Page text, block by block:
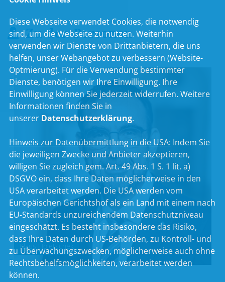
Zu den Personen
Klaus Holetschek
Diese Webseite verwendet Cookies, die notwendig
sind, um die Webseite zu nutzen. Weiterhin
verwenden wir Dienste von Drittanbietern, die uns
helfen, unser Webangebot zu verbessern (Website-
Optmierung). Für die Verwendung bestimmter
Dienste, benötigen wir Ihre Einwilligung. Ihre
Einwilligung können Sie jederzeit widerrufen. Weitere
Informationen finden Sie in
unserer Datenschutzerklärung.
Hinweis zur Datenübermittlung in die USA: Indem Sie
die jeweiligen Zwecke und Anbieter akzeptieren,
willigen Sie zugleich gem. Art. 49 Abs. 1 S. 1 lit. a)
DSGVO ein, dass Ihre Daten möglicherweise in den
USA verarbeitet werden. Die USA werden vom
Europäischen Gerichtshof als ein Land mit einem nach
EU-Standards unzureichendem Datenschutzniveau
eingeschätzt. Es besteht insbesondere das Risiko,
dass Ihre Daten durch US-Behörden, zu Kontroll- und
zu Überwachungszwecken, möglicherweise auch ohne
Rechtsbehelfsmöglichkeiten, verarbeitet werden
können.